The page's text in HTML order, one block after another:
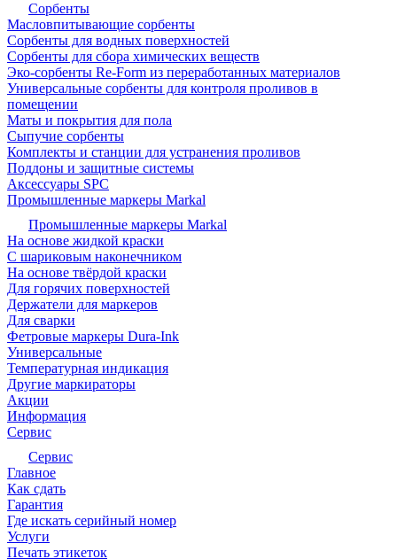
Сорбенты
Масловпитывающие сорбенты
Сорбенты для водных поверхностей
Сорбенты для сбора химических веществ
Эко-сорбенты Re-Form из переработанных материалов
Универсальные сорбенты для контроля проливов в
помещении
Маты и покрытия для пола
Сыпучие сорбенты
Комплекты и станции для устранения проливов
Поддоны и защитные системы
Аксессуары SPC
Промышленные маркеры Markal
Промышленные маркеры Markal
На основе жидкой краски
С шариковым наконечником
На основе твёрдой краски
Для горячих поверхностей
Держатели для маркеров
Для сварки
Фетровые маркеры Dura-Ink
Универсальные
Температурная индикация
Другие маркираторы
Акции
Информация
Сервис
Сервис
Главное
Как сдать
Гарантия
Где искать серийный номер
Услуги
Печать этикеток